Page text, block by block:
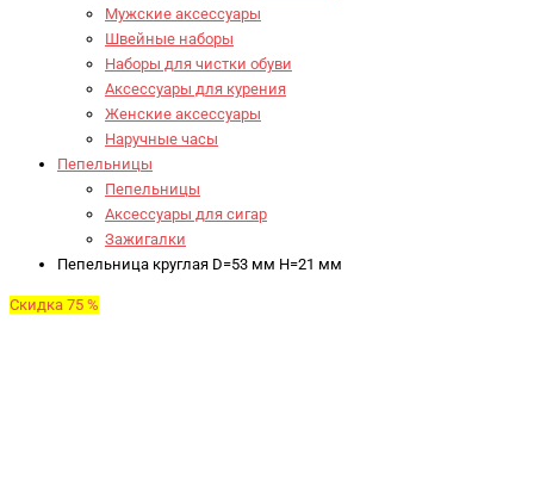
Мужские аксессуары
Швейные наборы
Наборы для чистки обуви
Аксессуары для курения
Женские аксессуары
Наручные часы
Пепельницы
Пепельницы
Аксессуары для сигар
Зажигалки
Пепельница круглая D=53 мм H=21 мм
Скидка 75 %